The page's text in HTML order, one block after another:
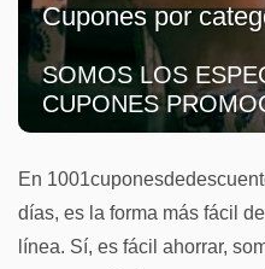
Cupones por
SOMOS LOS
CUPONES
En
días, es la forma más fácil
línea. Sí, es fácil ahorrar,